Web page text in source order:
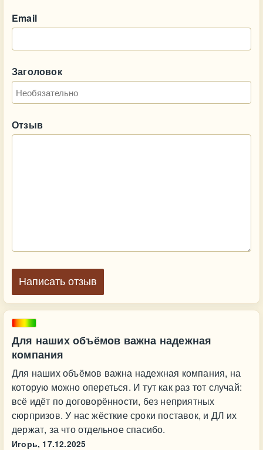
Для наших объёмов важна надежная
компания
Для наших объёмов важна надежная компания, на
которую можно опереться. И тут как раз тот случай:
всё идёт по договорённости, без неприятных
сюрпризов. У нас жёсткие сроки поставок, и ДЛ их
держат, за что отдельное спасибо.
Игорь, 17.12.2025
Email
Заголовок
Отзыв
Написать отзыв